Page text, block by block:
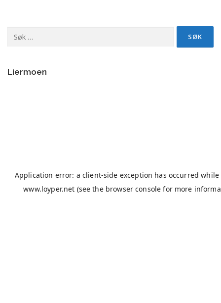
etter:
Liermoen